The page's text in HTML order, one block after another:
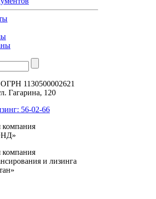
1130500002621
Гагарина, 120
56-02-66
и лизинга